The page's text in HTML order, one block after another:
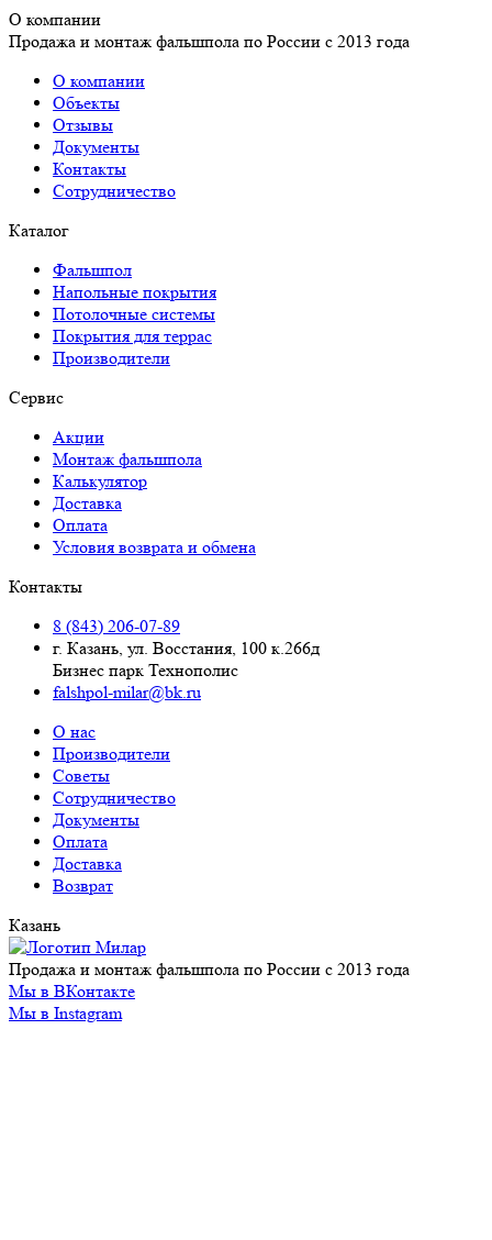
О компании
Продажа и монтаж фальшпола по России с 2013 года
О компании
Объекты
Отзывы
Документы
Контакты
Сотрудничество
Каталог
Фальшпол
Напольные покрытия
Потолочные системы
Покрытия для террас
Производители
Сервис
Акции
Монтаж фальшпола
Калькулятор
Доставка
Оплата
Условия возврата и обмена
Контакты
8 (843) 206-07-89
г. Казань, ул. Восстания, 100 к.266д
Бизнес парк Технополис
falshpol-milar@bk.ru
О нас
Производители
Советы
Сотрудничество
Документы
Оплата
Доставка
Возврат
Казань
Продажа и монтаж фальшпола по России с 2013 года
Мы в ВКонтакте
Мы в Instagram